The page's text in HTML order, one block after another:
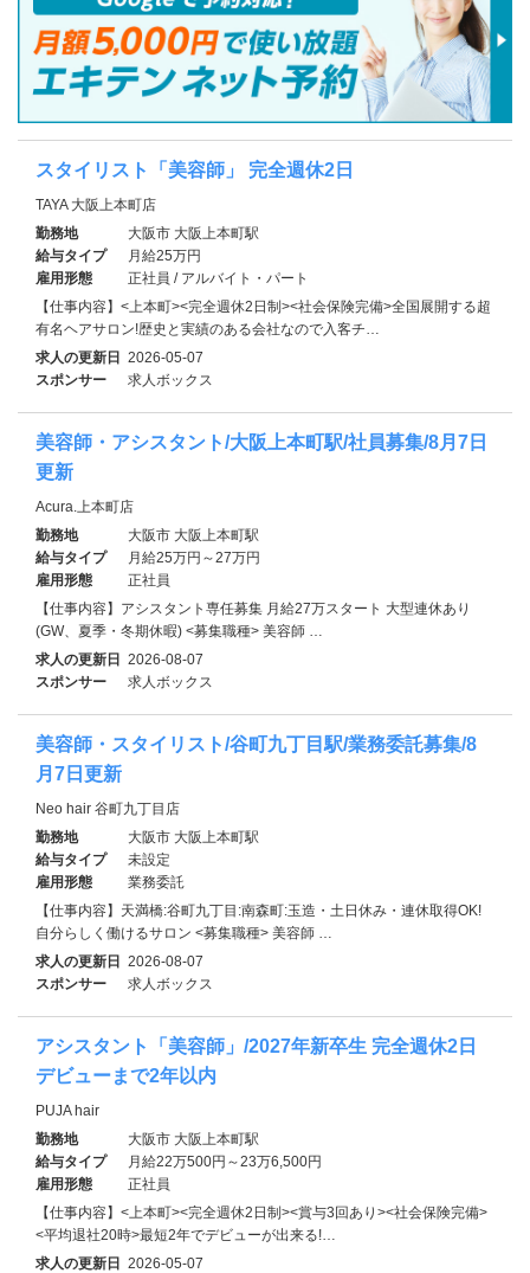
スタイリスト「美容師」 完全週休2日
TAYA 大阪上本町店
勤務地
大阪市 大阪上本町駅
給与タイプ
月給25万円
雇用形態
正社員 / アルバイト・パート
【仕事内容】<上本町><完全週休2日制><社会保険完備>全国展開する超
有名ヘアサロン!歴史と実績のある会社なので入客チ…
求人の更新日 2026-05-07
スポンサー
求人ボックス
美容師・アシスタント/大阪上本町駅/社員募集/8月7日
更新
Acura.上本町店
勤務地
大阪市 大阪上本町駅
給与タイプ
月給25万円～27万円
雇用形態
正社員
【仕事内容】アシスタント専任募集 月給27万スタート 大型連休あり
(GW、夏季・冬期休暇) <募集職種> 美容師 …
求人の更新日 2026-08-07
スポンサー
求人ボックス
美容師・スタイリスト/谷町九丁目駅/業務委託募集/8
月7日更新
Neo hair 谷町九丁目店
勤務地
大阪市 大阪上本町駅
給与タイプ
未設定
雇用形態
業務委託
【仕事内容】天満橋:谷町九丁目:南森町:玉造・土日休み・連休取得OK!
自分らしく働けるサロン <募集職種> 美容師 …
求人の更新日 2026-08-07
スポンサー
求人ボックス
アシスタント「美容師」/2027年新卒生 完全週休2日
デビューまで2年以内
PUJA hair
勤務地
大阪市 大阪上本町駅
給与タイプ
月給22万500円～23万6,500円
雇用形態
正社員
【仕事内容】<上本町><完全週休2日制><賞与3回あり><社会保険完備>
<平均退社20時>最短2年でデビューが出来る!…
求人の更新日 2026-05-07